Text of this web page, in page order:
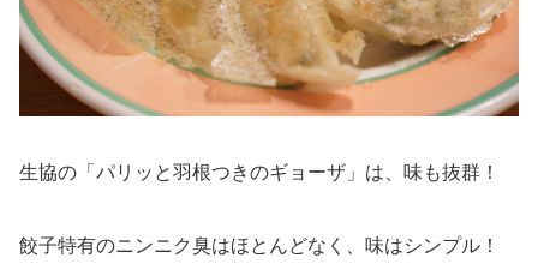
生協の「パリッと羽根つきのギョーザ」は、味も抜群！
餃子特有のニンニク臭はほとんどなく、味はシンプル！